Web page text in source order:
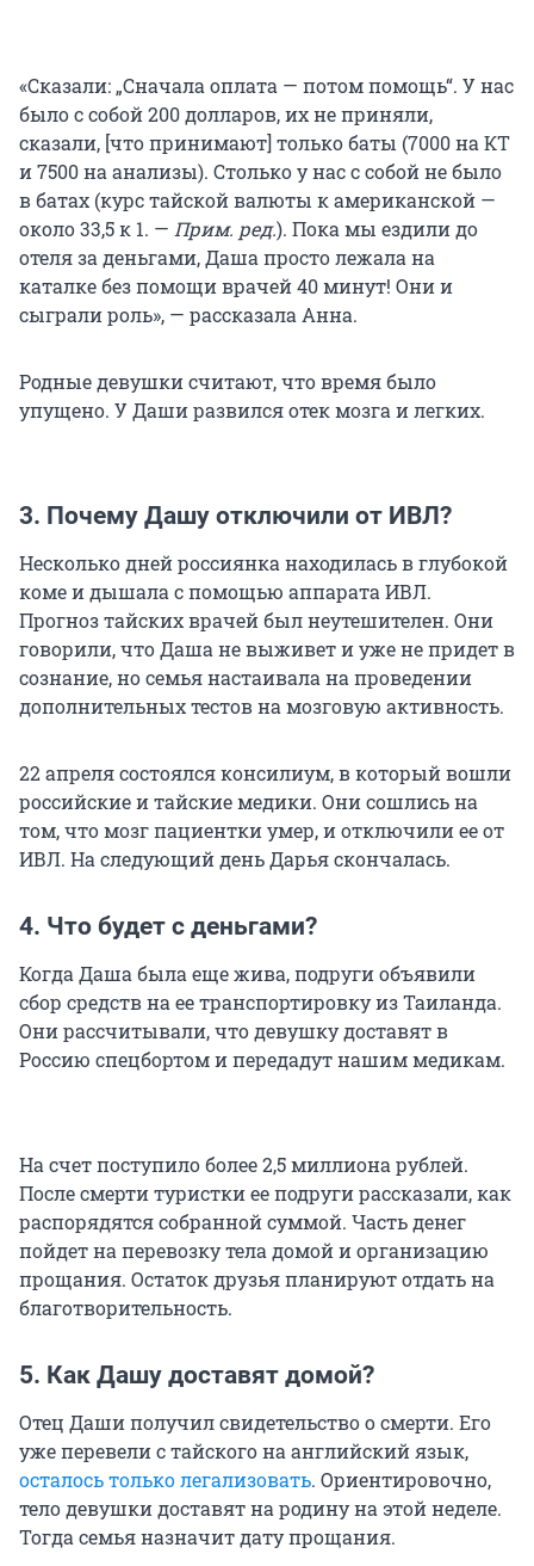
«Сказали: „Сначала оплата — потом помощь“. У нас
было с собой 200 долларов, их не приняли,
сказали, [что принимают] только баты (7000 на КТ
и7500 на анализы). Столько у нас с собой не было
в батах (курс тайской валюты к американской —
около33,5 к 1. — Прим. ред.). Пока мы ездили до
отеля за деньгами, Даша просто лежала на
каталке без помощи врачей40 минут! Они и
сыграли роль», — рассказала Анна.
Родные девушки считают, что время было
упущено. У Даши развился отек мозга и легких.
3. Почему Дашу отключили от ИВЛ?
Несколько дней россиянка находилась в глубокой
коме и дышала с помощью аппарата ИВЛ.
Прогноз тайских врачей был неутешителен. Они
говорили, что Даша не выживет и уже не придет в
сознание, но семья настаивала на проведении
дополнительных тестов на мозговую активность.
22 апреля состоялся консилиум, в который вошли
российские и тайские медики. Они сошлись на
том, что мозг пациентки умер, и отключили ее от
ИВЛ. На следующий день Дарья скончалась.
4. Что будет с деньгами?
Когда Даша была еще жива, подруги объявили
сбор средств на ее транспортировку из Таиланда.
Они рассчитывали, что девушку доставят в
Россию спецбортом и передадут нашим медикам.
На счет поступило более 2,5 миллиона рублей.
После смерти туристки ее подруги рассказали, как
распорядятся собранной суммой. Часть денег
пойдет на перевозку тела домой и организацию
прощания. Остаток друзья планируют отдать на
благотворительность.
5. Как Дашу доставят домой?
Отец Даши получил свидетельство о смерти. Его
уже перевели с тайского на английский язык,
осталось только легализовать. Ориентировочно,
тело девушки доставят на родину на этой неделе.
Тогда семья назначит дату прощания.